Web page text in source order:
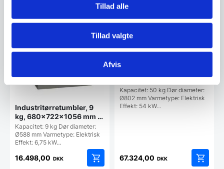
Tillad alle
Tillad valgte
Afvis
Industritørretumbler, 9
kg, 680x722x1056 mm –
Fagor
Kapacitet: 9 kg Dør diameter:
Ø588 mm Varmetype: Elektrisk
Effekt: 6,75 kW…
16.498,00 DKK
45 TP2 E – Fagor
Kapacitet: 50 kg Dør diameter:
Ø802 mm Varmetype: Elektrisk
Effekt: 54 kW…
67.324,00 DKK